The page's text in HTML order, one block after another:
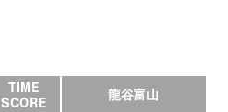
TIME
SCORE
龍谷富山